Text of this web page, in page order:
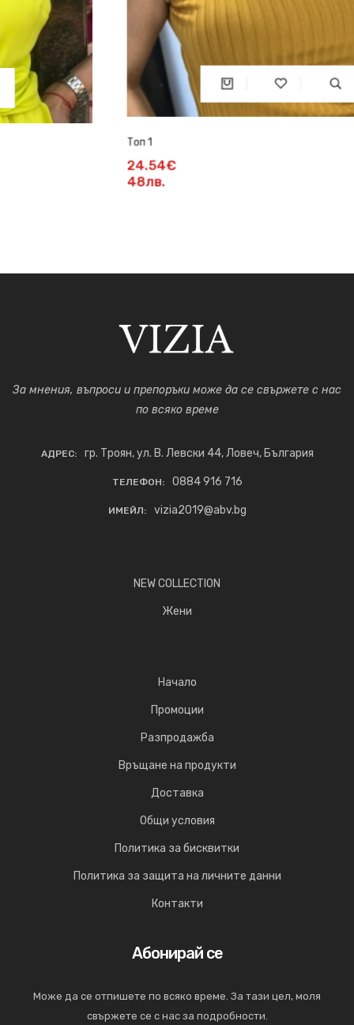
За мнения, въпроси и препоръки може да се свържете с нас
по всяко време
АДРЕС: гр. Троян, ул. В. Левски 44, Ловеч, България
ТЕЛЕФОН: 0884 916 716
ИМЕЙЛ: vizia2019@abv.bg
NEW COLLECTION
Жени
Начало
Промоции
Разпродажба
Връщане на продукти
Доставка
Общи условия
Политика за бисквитки
Политика за защита на личните данни
Контакти
Абонирай се
Може да се отпишете по всяко време. За тази цел, моля
свържете се с нас за подробности.